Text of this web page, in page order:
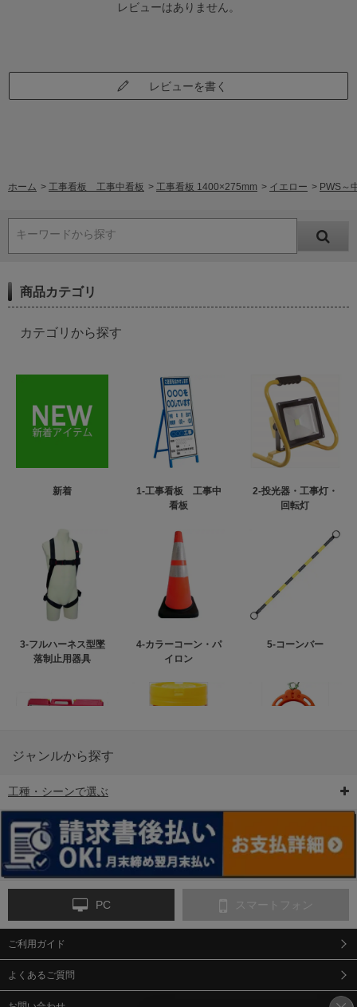
レビューはありません。
レビューを書く
ホーム > 工事看板 工事中看板 > 工事看板 1400×275mm > イエロー > PWS～
キーワードから探す
商品カテゴリ
カテゴリから探す
新着
1-工事看板 工事中
看板
2-投光器・工事灯・
回転灯
3-フルハーネス型墜
落制止用器具
4-カラーコーン・パ
イロン
5-コーンバー
6-矢印板/LED矢印板
ンス
9-点字マット・タイ
ジャンルから探す
工種・シーンで選ぶ
PC スマートフォン
ご利用ガイド
よくあるご質問